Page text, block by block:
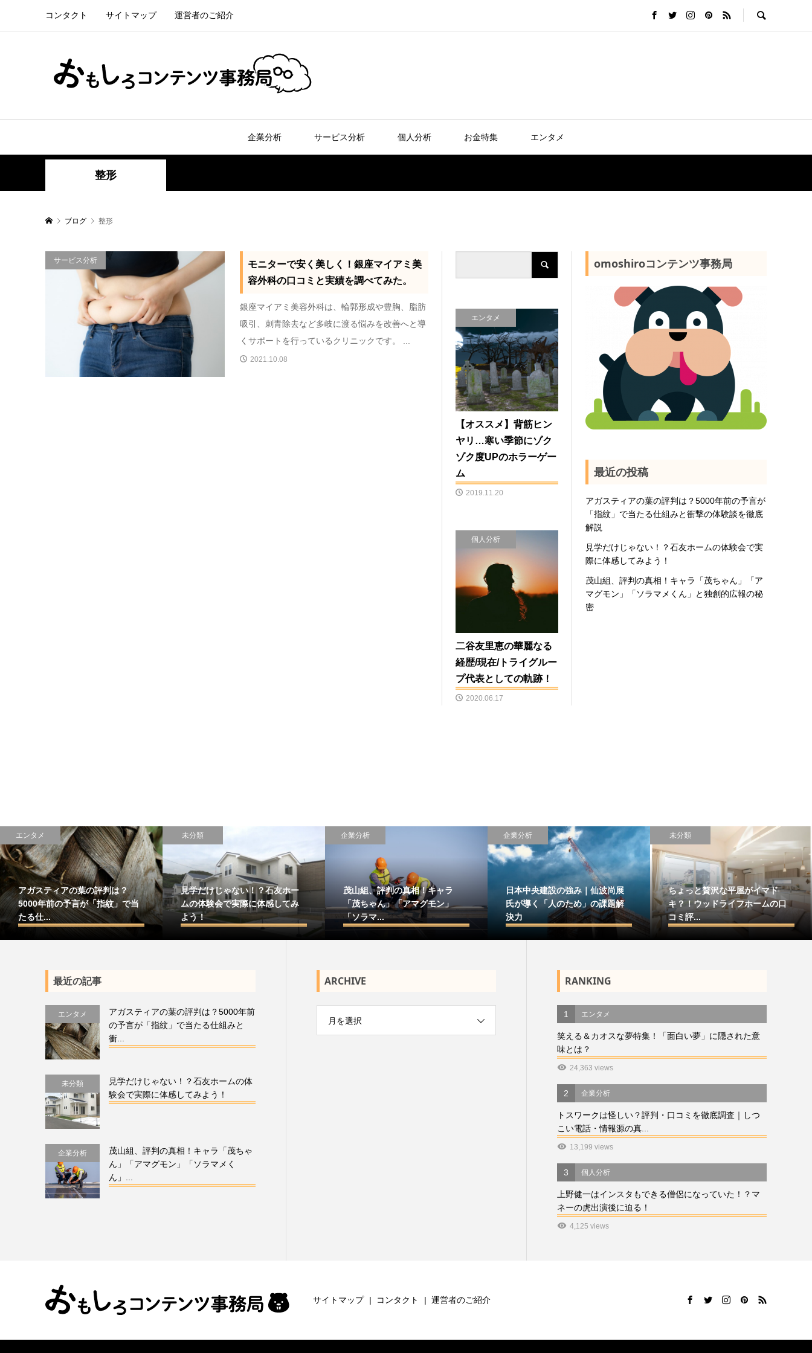
コンタクト サイトマップ 運営者のご紹介
企業分析 サービス分析 個人分析 お金特集 エンタメ
整形
ブログ 整形
サービス分析
モニターで安く美しく！銀座マイアミ美
容外科の口コミと実績を調べてみた。
銀座マイアミ美容外科は、輪郭形成や豊胸、脂肪
吸引、刺青除去など多岐に渡る悩みを改善へと導
くサポートを行っているクリニックです。 ...
2021.10.08
エンタメ
【オススメ】背筋ヒン
ヤリ…寒い季節にゾク
ゾク度UPのホラーゲー
ム
2019.11.20
個人分析
二谷友里恵の華麗なる
経歴/現在/トライグルー
プ代表としての軌跡！
2020.06.17
omoshiroコンテンツ事務局
最近の投稿
アガスティアの葉の評判は？5000年前の予言が
「指紋」で当たる仕組みと衝撃の体験談を徹底
解説
見学だけじゃない！？石友ホームの体験会で実
際に体感してみよう！
茂山組、評判の真相！キャラ「茂ちゃん」「ア
マグモン」「ソラマメくん」と独創的広報の秘
密
エンタメ
アガスティアの葉の評判は？
5000年前の予言が「指紋」で当
たる仕...
未分類
見学だけじゃない！？石友ホー
ムの体験会で実際に体感してみ
よう！
企業分析
茂山組、評判の真相！キャラ
「茂ちゃん」「アマグモン」
「ソラマ...
企業分析
日本中央建設の強み｜仙波尚展
氏が導く「人のため」の課題解
決力
未分類
ちょっと贅沢な平屋がイマド
キ？！ウッドライフホームの口
コミ評...
最近の記事
エンタメ
アガスティアの葉の評判は？5000年前
の予言が「指紋」で当たる仕組みと
衝...
未分類
見学だけじゃない！？石友ホームの体
験会で実際に体感してみよう！
企業分析
茂山組、評判の真相！キャラ「茂ちゃ
ん」「アマグモン」「ソラマメく
ん」...
ARCHIVE
月を選択
RANKING
1 エンタメ
笑える＆カオスな夢特集！「面白い夢」に隠された意
味とは？
24,363 views
2 企業分析
トスワークは怪しい？評判・口コミを徹底調査｜しつ
こい電話・情報源の真...
13,199 views
3 個人分析
上野健一はインスタもできる僧侶になっていた！？マ
ネーの虎出演後に迫る！
4,125 views
サイトマップ コンタクト 運営者のご紹介